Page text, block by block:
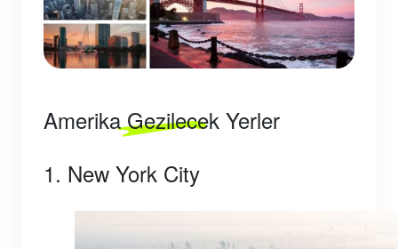
Amerika Gezilecek Yerler
1. New York City